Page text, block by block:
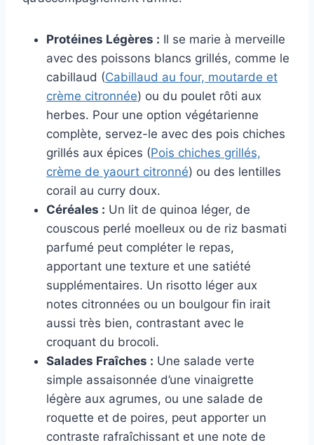
Protéines Légères : Il se marie à merveille
avec des poissons blancs grillés, comme le
cabillaud (Cabillaud au four, moutarde et
crème citronnée) ou du poulet rôti aux
herbes. Pour une option végétarienne
complète, servez-le avec des pois chiches
grillés aux épices (Pois chiches grillés,
crème de yaourt citronné) ou des lentilles
corail au curry doux.
Céréales : Un lit de quinoa léger, de
couscous perlé moelleux ou de riz basmati
parfumé peut compléter le repas,
apportant une texture et une satiété
supplémentaires. Un risotto léger aux
notes citronnées ou un boulgour fin irait
aussi très bien, contrastant avec le
croquant du brocoli.
Salades Fraîches : Une salade verte
simple assaisonnée d’une vinaigrette
légère aux agrumes, ou une salade de
roquette et de poires, peut apporter un
contraste rafraîchissant et une note de